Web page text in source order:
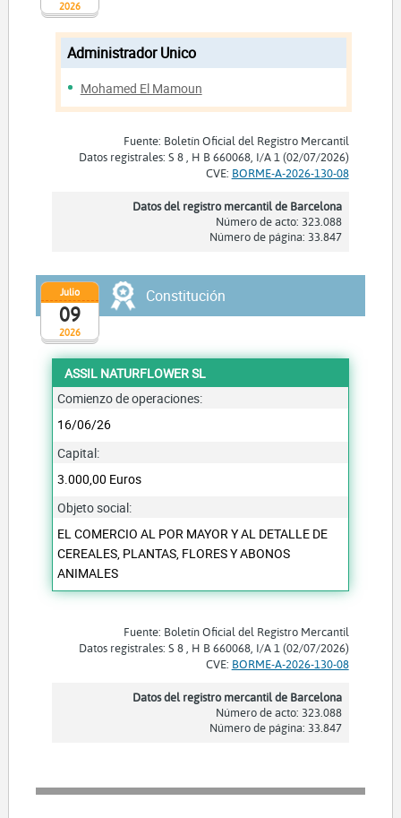
2026
Administrador Unico
Mohamed El Mamoun
Fuente: Boletín Oficial del Registro Mercantil
Datos registrales: S 8 , H B 660068, I/A 1 (02/07/2026)
CVE: BORME-A-2026-130-08
Datos del registro mercantil de Barcelona
Número de acto: 323.088
Número de página: 33.847
2026
Julio
09
Constitución
ASSIL NATURFLOWER SL
Comienzo de operaciones:
16/06/26
Capital:
3.000,00 Euros
Objeto social:
EL COMERCIO AL POR MAYOR Y AL DETALLE DE
CEREALES, PLANTAS, FLORES Y ABONOS
ANIMALES
Fuente: Boletín Oficial del Registro Mercantil
Datos registrales: S 8 , H B 660068, I/A 1 (02/07/2026)
CVE: BORME-A-2026-130-08
Datos del registro mercantil de Barcelona
Número de acto: 323.088
Número de página: 33.847